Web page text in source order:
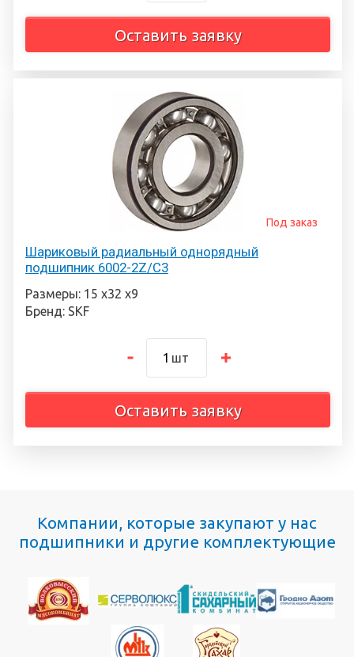
Оставить заявку
Шариковый радиальный однорядный
подшипник 6002-2Z/C3
Под заказ
Размеры: 15 х32 х9
Бренд: SKF
шт
Оставить заявку
Компании, которые закупают у нас
подшипники и другие комплектующие